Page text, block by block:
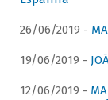
26/06/2019 -
19/06/2019 -
12/06/2019 -